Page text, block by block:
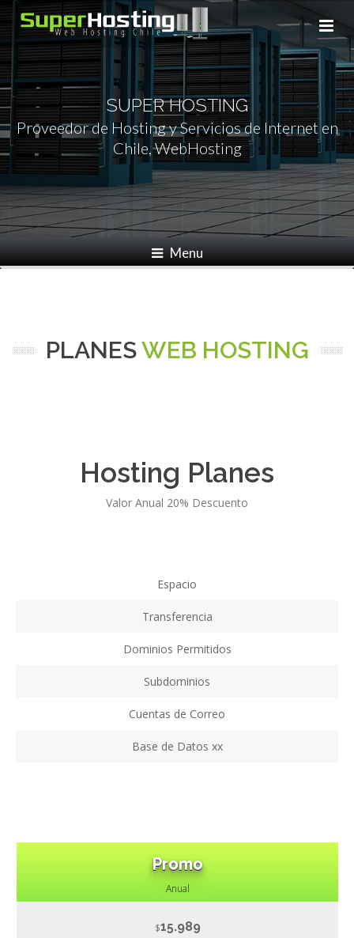
SUPER HOSTING
Proveedor de Hosting y Servicios de Internet en
Chile, WebHosting
Menu
Aviso de pago
Renovar Plan
PLANESWEB HOSTING
Hosting Planes
Valor Anual 20% Descuento
Espacio
Transferencia
Dominios Permitidos
Subdominios
Cuentas de Correo
Base de Datos xx
Promo
Anual
$15.989